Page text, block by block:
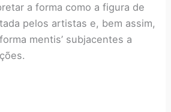
a forma como a figura de
pelos artistas e, bem assim,
mentis’ subjacentes a